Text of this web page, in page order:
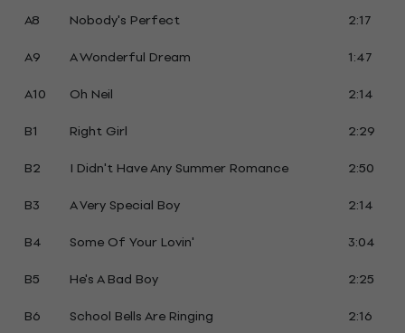
A8 Nobody's Perfect
2:17
A9
A Wonderful Dream
1:47
A10
Oh Neil
2:14
B1
Right Girl
2:29
B2
I Didn't Have Any Summer Romance
2:50
B3
A Very Special Boy
2:14
B4
Some Of Your Lovin'
3:04
B5
He's A Bad Boy
2:25
B6
School Bells Are Ringing
2:16